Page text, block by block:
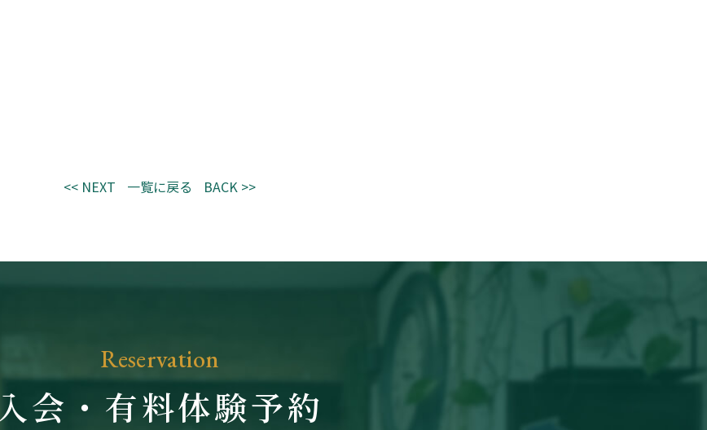
<< NEXT 一覧に戻る BACK >>
Reservation
入会・有料体験予約